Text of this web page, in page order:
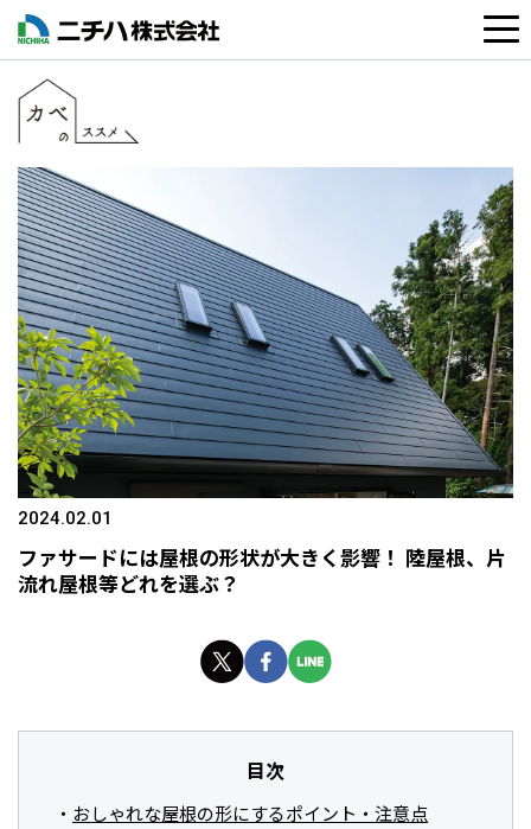
2024.02.01
ファサードには屋根の形状が大きく影響！ 陸屋根、片
流れ屋根等どれを選ぶ？
目次
おしゃれな屋根の形にするポイント・注意点